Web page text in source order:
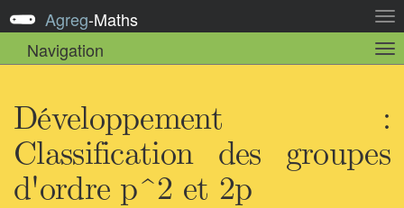
la
Agreg-Maths
Navigation
la
Développement :
Classification des groupes
d'ordre p^2 et 2p